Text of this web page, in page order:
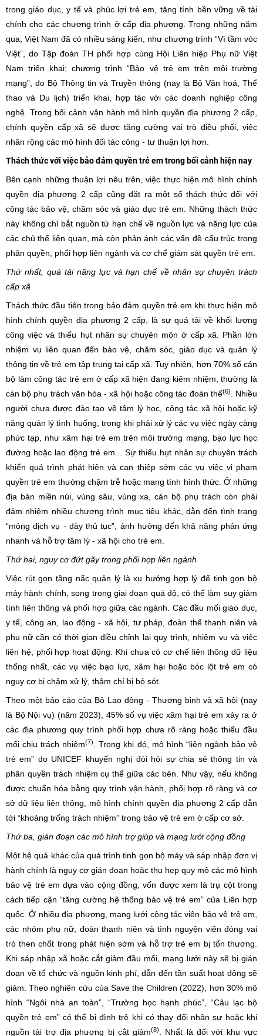
trong giáo dục, y tế và phúc lợi trẻ em, tăng tính bền vững về tài
chính cho các chương trình ở cấp địa phương. Trong những năm
qua, Việt Nam đã có nhiều sáng kiến, như chương trình “Vì tầm vóc
Việt”, do Tập đoàn TH phối hợp cùng Hội Liên hiệp Phụ nữ Việt
Nam triển khai; chương trình “Bảo vệ trẻ em trên môi trường
mạng”, do Bộ Thông tin và Truyền thông (nay là Bộ Văn hoá, Thể
thao và Du lịch) triển khai, hợp tác với các doanh nghiệp công
nghệ. Trong bối cảnh vận hành mô hình quyền địa phương 2 cấp,
chính quyền cấp xã sẽ được tăng cường vai trò điều phối, việc
nhân rộng các mô hình đối tác công - tư thuận lợi hơn.
Thách thức với việc bảo đảm quyền trẻ em trong bối cảnh hiện nay
Bên cạnh những thuận lợi nêu trên, việc thực hiện mô hình chính
quyền địa phương 2 cấp cũng đặt ra một số thách thức đối với
công tác bảo vệ, chăm sóc và giáo dục trẻ em. Những thách thức
này không chỉ bắt nguồn từ hạn chế về nguồn lực và năng lực của
các chủ thể liên quan, mà còn phản ánh các vấn đề cấu trúc trong
phân quyền, phối hợp liên ngành và cơ chế giám sát quyền trẻ em.
Thứ nhất, quá tải năng lực và hạn chế về nhân sự chuyên trách
cấp xã
Thách thức đầu tiên trong bảo đảm quyền trẻ em khi thực hiện mô
hình chính quyền địa phương 2 cấp, là sự quá tải về khối lượng
công việc và thiếu hụt nhân sự chuyên môn ở cấp xã. Phần lớn
nhiệm vụ liên quan đến bảo vệ, chăm sóc, giáo dục và quản lý
thông tin về trẻ em tập trung tại cấp xã. Tuy nhiên, hơn 70% số cán
bộ làm công tác trẻ em ở cấp xã hiện đang kiêm nhiệm, thường là
cán bộ phụ trách văn hóa - xã hội hoặc công tác đoàn thể(6)
. Nhiều
người chưa được đào tạo về tâm lý học, công tác xã hội hoặc kỹ
năng quản lý tình huống, trong khi phải xử lý các vụ việc ngày càng
phức tạp, như xâm hại trẻ em trên môi trường mạng, bạo lực học
đường hoặc lao động trẻ em... Sự thiếu hụt nhân sự chuyên trách
khiến quá trình phát hiện và can thiệp sớm các vụ việc vi phạm
quyền trẻ em thường chậm trễ hoặc mang tính hình thức. Ở những
địa bàn miền núi, vùng sâu, vùng xa, cán bộ phụ trách còn phải
đảm nhiệm nhiều chương trình mục tiêu khác, dẫn đến tình trạng
“mỏng dịch vụ - dày thủ tục”, ảnh hưởng đến khả năng phản ứng
nhanh và hỗ trợ tâm lý - xã hội cho trẻ em.
Thứ hai, nguy cơ đứt gãy trong phối hợp liên ngành
Việc rút gọn tầng nấc quản lý là xu hướng hợp lý để tinh gọn bộ
máy hành chính, song trong giai đoạn quá độ, có thể làm suy giảm
tính liên thông và phối hợp giữa các ngành. Các đầu mối giáo dục,
y tế, công an, lao động - xã hội, tư pháp, đoàn thể thanh niên và
phụ nữ cần có thời gian điều chỉnh lại quy trình, nhiệm vụ và việc
liên hệ, phối hợp hoạt động. Khi chưa có cơ chế liên thông dữ liệu
thống nhất, các vụ việc bạo lực, xâm hại hoặc bóc lột trẻ em có
nguy cơ bị chậm xử lý, thậm chí bị bỏ sót.
Theo một báo cáo của Bộ Lao động - Thương binh và xã hội (nay
là Bộ Nội vụ) (năm 2023), 45% số vụ việc xâm hại trẻ em xảy ra ở
các địa phương quy trình phối hợp chưa rõ ràng hoặc thiếu đầu
mối chịu trách nhiệm(7)
. Trong khi đó, mô hình “liên ngành bảo vệ
trẻ em” do UNICEF khuyến nghị đòi hỏi sự chia sẻ thông tin và
phân quyền trách nhiệm cụ thể giữa các bên. Như vậy, nếu không
được chuẩn hóa bằng quy trình vận hành, phối hợp rõ ràng và cơ
sở dữ liệu liên thông, mô hình chính quyền địa phương 2 cấp dẫn
tới “khoảng trống trách nhiệm” trong bảo vệ trẻ em ở cấp cơ sở.
Thứ ba, gián đoạn các mô hình trợ giúp và mạng lưới cộng đồng
Một hệ quả khác của quá trình tinh gọn bộ máy và sáp nhập đơn vị
hành chính là nguy cơ gián đoạn hoặc thu hẹp quy mô các mô hình
bảo vệ trẻ em dựa vào cộng đồng, vốn được xem là trụ cột trong
cách tiếp cận “tăng cường hệ thống bảo vệ trẻ em” của Liên hợp
quốc. Ở nhiều địa phương, mạng lưới cộng tác viên bảo vệ trẻ em,
các nhóm phụ nữ, đoàn thanh niên và tình nguyện viên đóng vai
trò then chốt trong phát hiện sớm và hỗ trợ trẻ em bị tổn thương.
Khi sáp nhập xã hoặc cắt giảm đầu mối, mạng lưới này sẽ bị gián
đoạn về tổ chức và nguồn kinh phí, dẫn đến tần suất hoạt động sẽ
giảm. Theo nghiên cứu của Save the Children (2022), hơn 30% mô
hình “Ngôi nhà an toàn”, “Trường học hạnh phúc”, “Câu lạc bộ
quyền trẻ em” có thể bị đình trệ khi có thay đổi nhân sự hoặc khi
nguồn tài trợ địa phương bị cắt giảm(8) . Nhất là đối với khu vực